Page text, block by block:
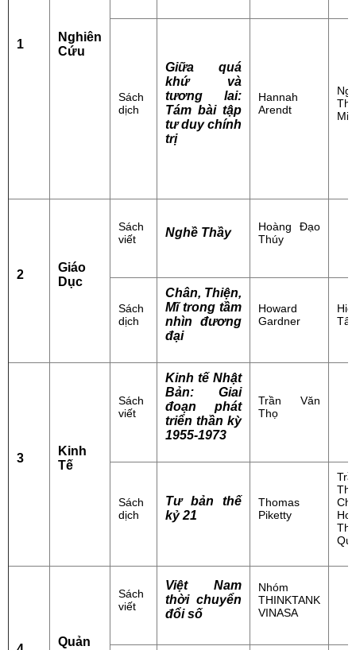
1
Nghiên
Cứu
Sách
dịch
Giữa quá
khứ và
tương lai:
Tám bài tập
tư duy chính
trị
Hannah
Arendt
Thị
2
Giáo
Dục
Sách
viết
Nghề Thầy
Hoàng Đạo
Thúy
Sách
dịch
Chân, Thiện,
Mĩ trong tầm
nhìn đương
đại
Howard
Gardner
Tân
3
Kinh
Tế
Sách
viết
Kinh tế Nhật
Bản: Giai
đoạn phát
triển thần kỳ
1955-1973
Trần Văn
Thọ
Sách
dịch
Tư bản thế
kỷ 21
Thomas
Piketty
Thị
Chi,
Quản
Sách
viết
Việt Nam
thời chuyển
đổi số
Nhóm
THINKTANK
VINASA